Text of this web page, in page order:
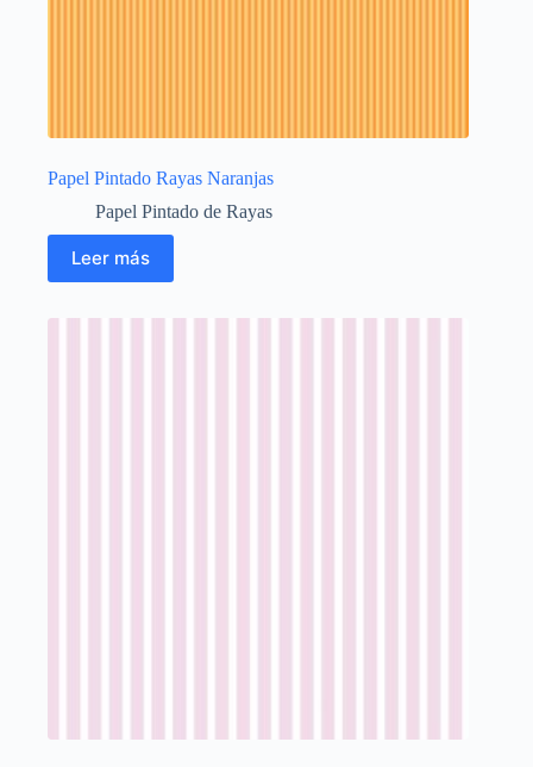
Papel Pintado Rayas Naranjas
Papel Pintado de Rayas
Leer más